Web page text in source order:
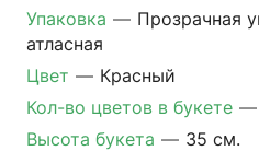
Упаковка — Прозрачная
атласная
Цвет — Красный
Кол-во цветов в букете —
Высота букета — 35 см.